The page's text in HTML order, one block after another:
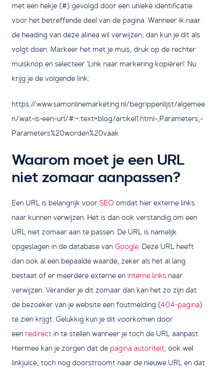
met een hekje (#) gevolgd door een unieke identificatie
voor het betreffende deel van de pagina. Wanneer ik naar
de heading van deze alinea wil verwijzen, dan kun je dit als
volgt doen. Markeer het met je muis, druk op de rechter
muisknop en selecteer ‘Link naar markering kopiëren’. Nu
krijg je de volgende link:
https://www.samonlinemarketing.nl/begrippenlijst/algemee
n/wat-is-een-url/#:~:text=blog/artikel1.html-,Parameters,-
Parameters%20worden%20vaak
Waarom moet je een URL
niet zomaar aanpassen?
Een URL is belangrijk voor SEO omdat hier externe links
naar kunnen verwijzen. Het is dan ook verstandig om een
URL niet zomaar aan te passen. De URL is namelijk
opgeslagen in de database van Google. Deze URL heeft
dan ook al een bepaalde waarde, zeker als het al lang
bestaat of er meerdere externe en interne links naar
verwijzen. Verander je dit zomaar dan kan het zo zijn dat
de bezoeker van je website een foutmelding (404-pagina)
te zien krijgt. Gelukkig kun je dit voorkomen door
een redirect in te stellen wanneer je toch de URL aanpast.
Hiermee kan je zorgen dat de pagina autoriteit, ook wel
linkjuice, toch nog doorstroomt naar de nieuwe URL en dat